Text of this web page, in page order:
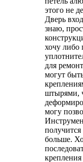
этого не
Дверь
знаю,
хочу либо
для
могут
штырями,
могу
больше.